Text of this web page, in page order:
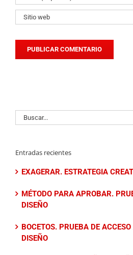
Buscar:
Entradas recientes
EXAGERAR. ESTRATEGIA
MÉTODO PARA APROBAR.
DISEÑO
BOCETOS. PRUEBA DE
DISEÑO